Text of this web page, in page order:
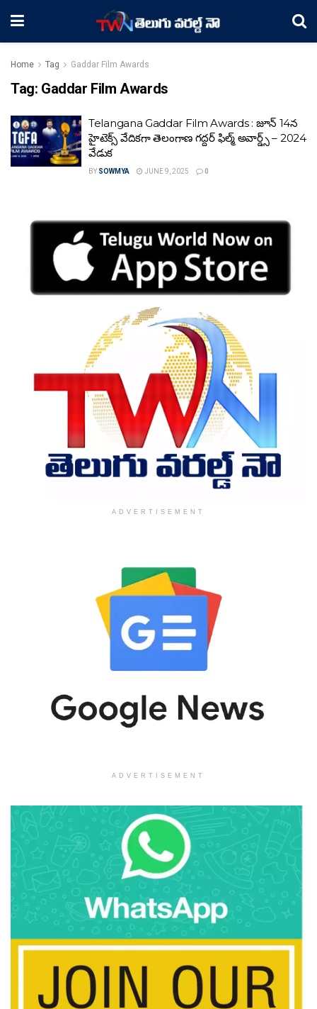
Home Tag Gaddar Film Awards
Tag: Gaddar Film Awards
Telangana Gaddar Film Awards : జూన్‌ 14న
హైటెక్స్‌ వేదికగా తెలంగాణ గద్దర్‌ ఫిల్మ్‌ అవార్డ్స్‌ – 2024
వేడుక
BY SOWMYA JUNE 9, 2025 0
ADVERTISEMENT
ADVERTISEMENT